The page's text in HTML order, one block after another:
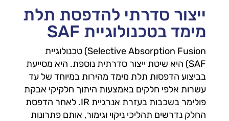
ייצור סדרתי להדפסת תלת
מימד בטכנולוגיית SAF
Selective Absorption Fusion) טכנולוגיית
SAF) היא שיטת ייצור סדרתית נוספת. היא מסייעת
בביצוע הדפסות תלת מימד מהירות במיוחד של עד
עשרות אלפי חלקים באמצעות היתוך חלקיקי אבקת
פולימר בשכבות בעזרת אנרגיית IR. לאחר הדפסת
החלק נדרשים תהליכי ניקוי וגימור, אותם פתרונות